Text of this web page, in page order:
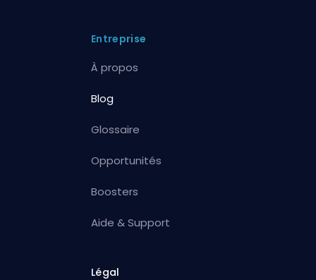
Entreprise
À propos
Blog
Glossaire
Opportunités
Boosters
Aide & Support
Légal